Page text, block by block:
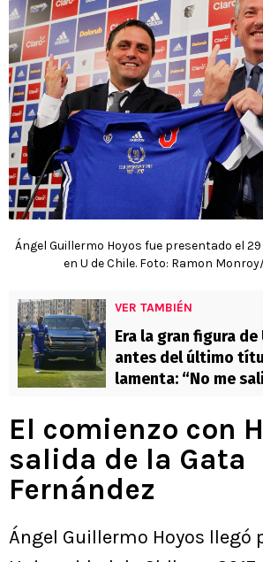
Ángel Guillermo Hoyos fue presentado el 29
en U de Chile. Foto: Ramon
VER TAMBIÉN
Era la gran figura de
antes del último
lamenta: “No me
El comienzo con
salida de la Gata
Fernández
Ángel Guillermo Hoyos llegó